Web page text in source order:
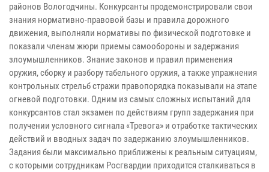
районов Вологодчины. Конкурсанты продемонстрировали свои
знания нормативно-правовой базы и правила дорожного
движения, выполняли нормативы по физической подготовке и
показали членам жюри приемы самообороны и задержания
злоумышленников. Знание законов и правил применения
оружия, сборку и разбору табельного оружия, а также упражнения
контрольных стрельб стражи правопорядка показывали на этапе
огневой подготовки. Одним из самых сложных испытаний для
конкурсантов стал экзамен по действиям групп задержания при
получении условного сигнала «Тревога» и отработке тактических
действий и вводных задач по задержанию злоумышленников.
Задания были максимально приближены к реальным ситуациям,
с которыми сотрудникам Росгвардии приходится сталкиваться в